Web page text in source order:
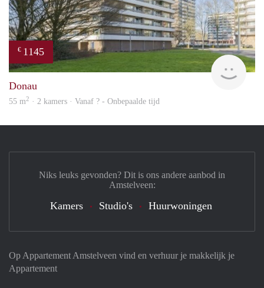
€ 1145
Donau
55 m2 · 2 kamers · Vanaf ? - Onbepaalde tijd
Op Appartement Amstelveen vind en verhuur je makkelijk je
Appartement
Niks leuks gevonden? Dit is ons andere aanbod in
Amstelveen:
Kamers Studio's Huurwoningen